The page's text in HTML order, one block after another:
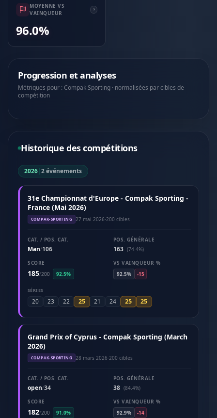
MOYENNE VS
VAINQUEUR
96.0%
Progression et analyses
Métriques pour : Compak Sporting · normalisées par cibles de
compétition
Historique des compétitions
2026|2 événements
31e Championnat d'Europe - Compak Sporting -
France (Mai 2026)
COMPAK-SPORTING 27 mai 2026·200 cibles
CAT. / POS. CAT.
Man/106
POS. GÉNÉRALE
163 (74.4%)
SCORE
185/200 92.5%
VS VAINQUEUR %
92.5%
-15
SÉRIES
20 23 22 25 21 24 25 25
Grand Prix of Cyprus - Compak Sporting (March
2026)
COMPAK-SPORTING 28 mars 2026·200 cibles
CAT. / POS. CAT.
open/34
POS. GÉNÉRALE
38 (84.4%)
SCORE
182/200 91.0%
VS VAINQUEUR %
92.9%
-14